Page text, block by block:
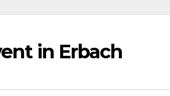
in Erbach